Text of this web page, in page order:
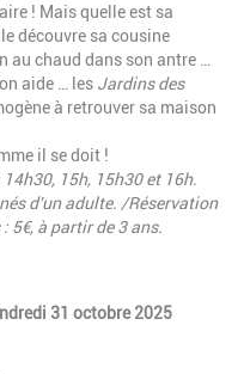
! Mais quelle est sa
découvre sa cousine
chaud dans son antre …
aide … les Jardins des
à retrouver sa maison
il se doit !
15h, 15h30 et 16h.
d'un adulte. /Réservation
5€, à partir de 3 ans.
31 octobre 2025